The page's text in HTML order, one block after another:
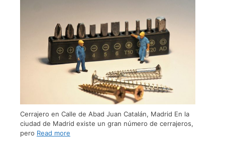
Cerrajero en Calle de Abad Juan Catalán, Madrid En la
ciudad de Madrid existe un gran número de cerrajeros,
pero Read more